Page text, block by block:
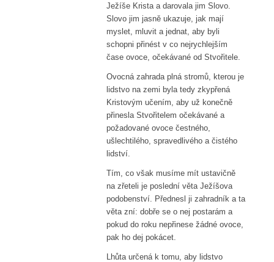
Ježíše Krista a darovala jim Slovo.
Slovo jim jasně ukazuje, jak mají
myslet, mluvit a jednat, aby byli
schopni přinést v co nejrychlejším
čase ovoce, očekávané od Stvořitele.
Ovocná zahrada plná stromů, kterou je
lidstvo na zemi byla tedy zkypřená
Kristovým učením, aby už konečně
přinesla Stvořitelem očekávané a
požadované ovoce čestného, ​​
ušlechtilého, spravedlivého a čistého
lidství.
Tím, co však musíme mít ustavičně
na zřeteli je poslední věta Ježíšova
podobenství. Přednesl ji zahradník a ta
věta zní: dobře se o nej postarám a
pokud do roku nepřinese žádné ovoce,
pak ho dej pokácet.
Lhůta určená k tomu, aby lidstvo